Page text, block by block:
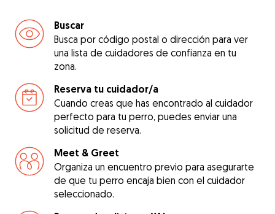
Buscar
Busca por código postal o dirección para ver
una lista de cuidadores de confianza en tu
zona.
Reserva tu cuidador/a
Cuando creas que has encontrado al cuidador
perfecto para tu perro, puedes enviar una
solicitud de reserva.
Meet & Greet
Organiza un encuentro previo para asegurarte
de que tu perro encaja bien con el cuidador
seleccionado.